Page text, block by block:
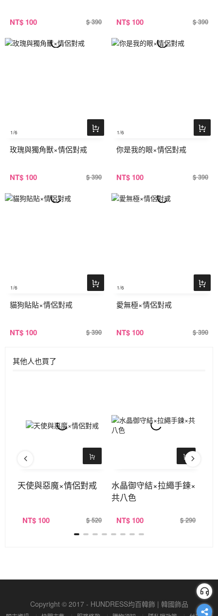
NT$ 100 $ 390 NT$ 100 $ 390
1/6
玫瑰與獨角獸×情侶對戒
NT$ 100 $ 390
1/6
你是我的眼×情侶對戒
NT$ 100 $ 390
1/6
貓狗貼貼×情侶對戒
NT$ 100 $ 390
1/6
愛無極×情侶對戒
NT$ 100 $ 390
其他人也買了
天使與惡魔×情侶對戒
NT$ 100 $ 520
水晶御守結×拉繩手鍊×
共八色
NT$ 100 $ 290
Copyright © 2017 - HUNDRESS均百韓飾 | 韓國飾品